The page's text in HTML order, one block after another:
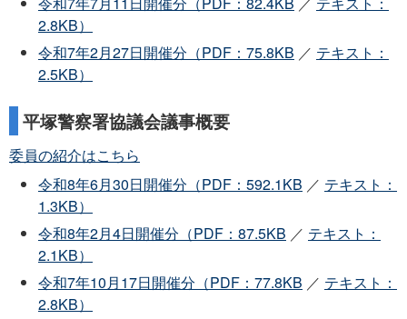
2.8KB）
令和7年2月27日開催分（PDF：75.8KB ／ テキスト：
2.5KB）
平塚警察署協議会議事概要
委員の紹介はこちら
令和8年6月30日開催分（PDF：592.1KB ／ テキスト：
1.3KB）
令和8年2月4日開催分（PDF：87.5KB ／ テキスト：
2.1KB）
令和7年10月17日開催分（PDF：77.8KB ／ テキスト：
2.8KB）